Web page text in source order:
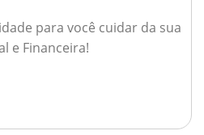
para você cuidar da sua
e Financeira!